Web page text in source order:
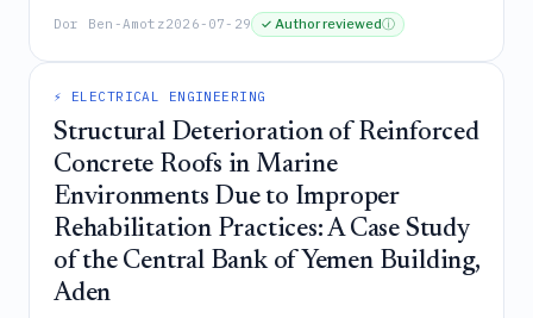
转变，并证明在考虑这些形状变化及潜在中心黑洞的
情况下，对矮星系的观测结果与约1.5×10−
2的普适粒子质量是一致的。
Dor Ben-Amotz2026-07-29 ✓ Author reviewedⓘ
⚡ ELECTRICAL ENGINEERING
Structural Deterioration of Reinforced
Concrete Roofs in Marine
Environments Due to Improper
Rehabilitation Practices: A Case Study
of the Central Bank of Yemen Building,
Aden